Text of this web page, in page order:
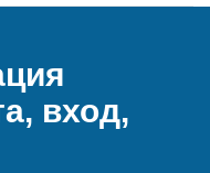
вход,